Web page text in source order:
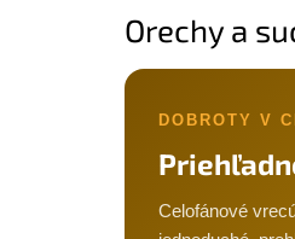
Orechy a
DOBROTY V
Celofánové